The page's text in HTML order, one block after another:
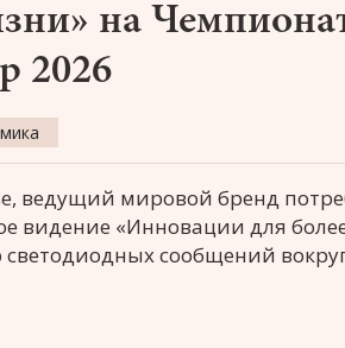
на
2026
ведущий мировой бренд
видение «Инновации для
сообщений